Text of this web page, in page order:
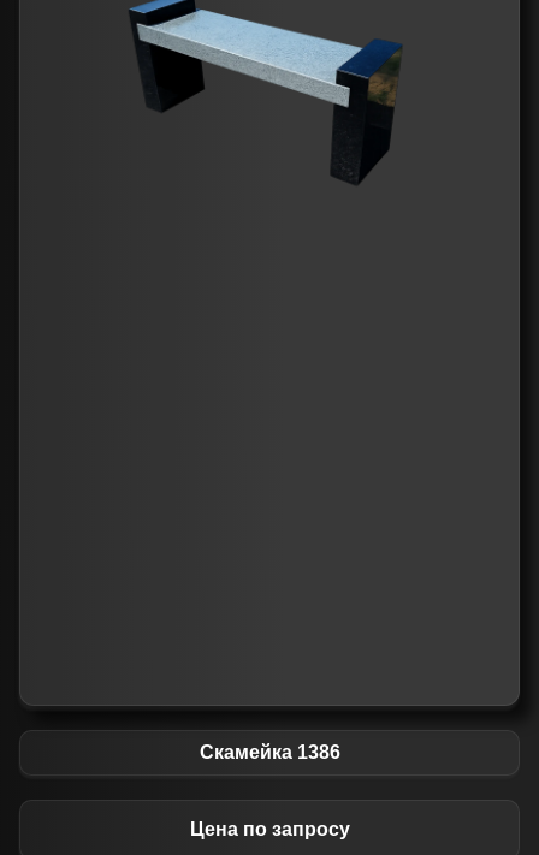
Скамейка 1386
Цена по запросу